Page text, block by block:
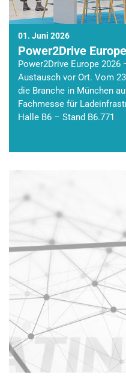
01. Juni 2026
Power2Drive
Power2Drive Europe
Austausch vor Ort. Vom
die Branche in München
Fachmesse für
Halle B6 – Stand B6.771